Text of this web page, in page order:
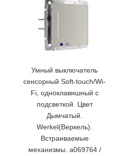
Умный выключатель
сенсорный Soft-touch/Wi-
Fi, одноклавишный с
подсветкой. Цвет
Дымчатый.
Werkel(Веркель).
Встраиваемые
механизмы. a069764 /